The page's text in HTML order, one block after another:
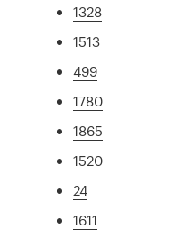
1328
1513
499
1780
1865
1520
24
1611